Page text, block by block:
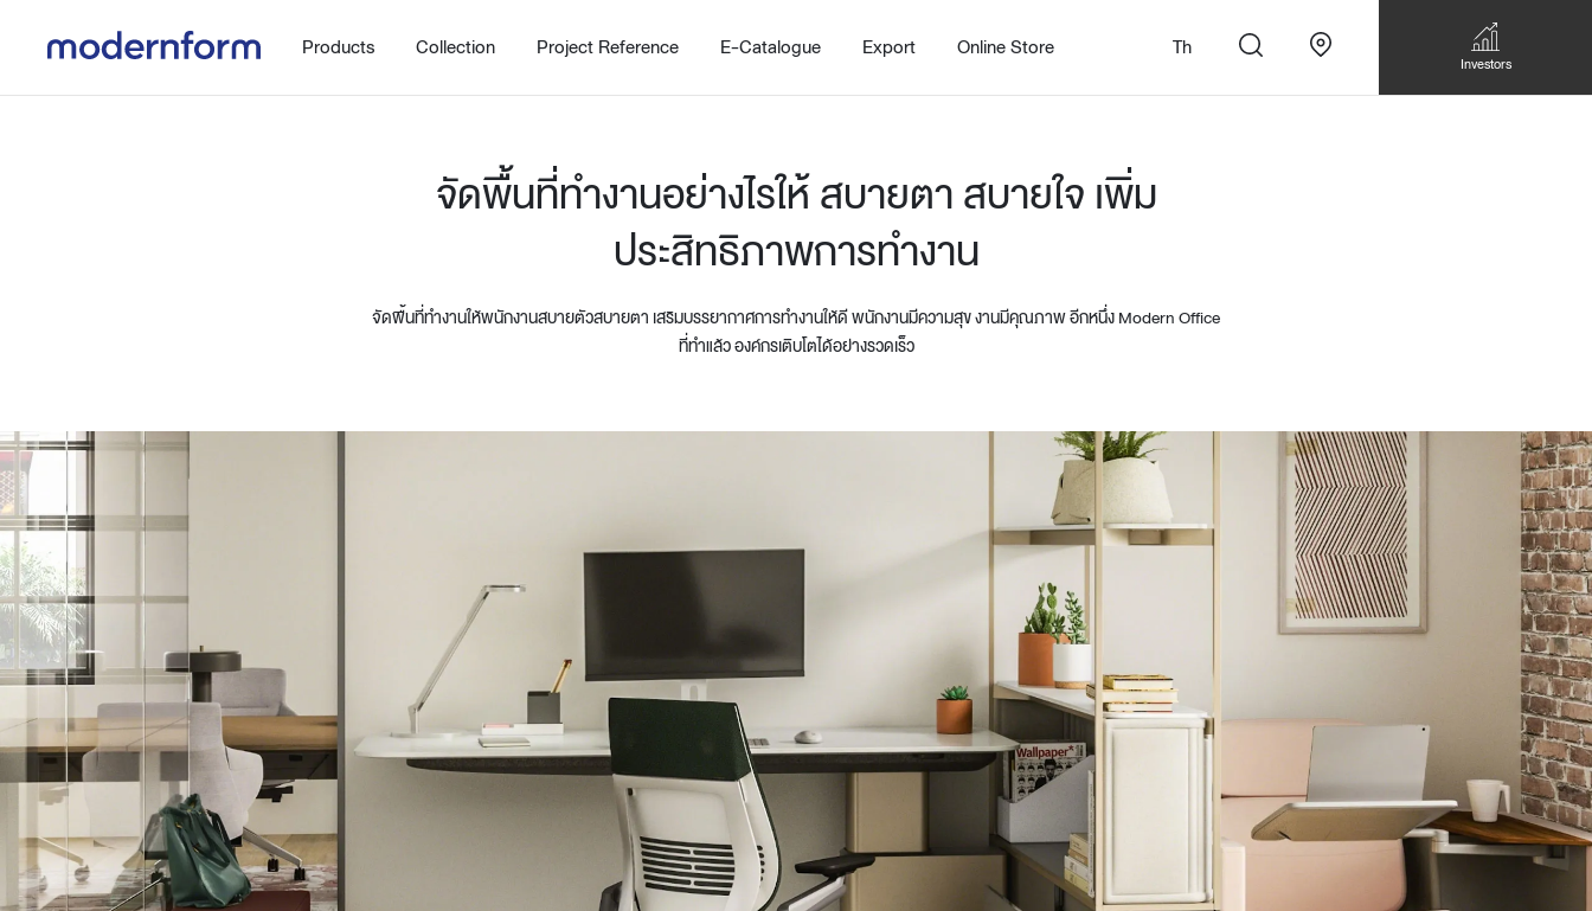
Products
Workspace
Executive
Meeting & Conference
Lounge area
Collaboration space
Storage
Itoki
Home
Kitchen Accessories
Trolley
Bookshelf & Multimedia
Wall decoration
Walk-in closet
Wardrobe
Partition & Sliding Door
Collection
Working Design Solution
Ergonomic Recliner Steelcase
Design Awards
Collection
Project Reference E-Catalogue Export Online Store Th
Investors
จัดพื้นที่ทำงานอย่างไรให้ สบายตา สบายใจ เพิ่ม
ประสิทธิภาพการทำงาน
จัดพื้นที่ทำงานให้พนักงานสบายตัวสบายตา เสริมบรรยากาศการทำงานให้ดี พนักงานมีความสุข งานมีคุณภาพ อีกหนึ่ง Modern Office
ที่ทำแล้ว องค์กรเติบโตได้อย่างรวดเร็ว